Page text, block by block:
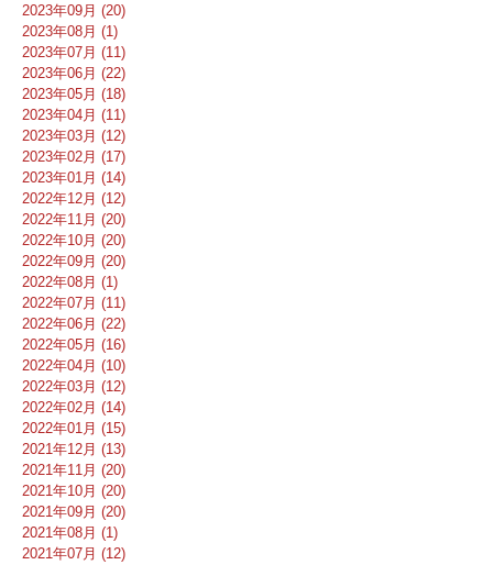
2023年09月 (20)
2023年08月 (1)
2023年07月 (11)
2023年06月 (22)
2023年05月 (18)
2023年04月 (11)
2023年03月 (12)
2023年02月 (17)
2023年01月 (14)
2022年12月 (12)
2022年11月 (20)
2022年10月 (20)
2022年09月 (20)
2022年08月 (1)
2022年07月 (11)
2022年06月 (22)
2022年05月 (16)
2022年04月 (10)
2022年03月 (12)
2022年02月 (14)
2022年01月 (15)
2021年12月 (13)
2021年11月 (20)
2021年10月 (20)
2021年09月 (20)
2021年08月 (1)
2021年07月 (12)